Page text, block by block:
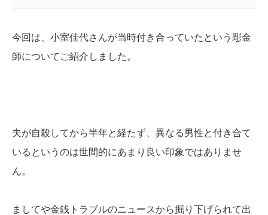
今回は、小室佳代さんが当時付き合っていたという彫金
師についてご紹介しました。
夫が自殺してから半年と経たず、異なる男性と付き合て
いるというのは世間的にあまり良い印象ではありませ
ん。
ましてや金銭トラブルのニュースから掘り下げられて出